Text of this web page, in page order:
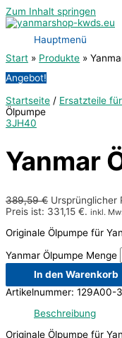
Zum Inhalt springen
Hauptmenü
Start
Produkte
Angebot!
Startseite / Ersatzteile
Ölpumpe
3JH40
Yanmar
389,59€ Ursprünglicher
Preis ist: 331,15 €. inkl.
Originale Ölpumpe für
Yanmar Ölpumpe Menge
In den Warenkorb
Artikelnummer: 129A00-
Beschreibung
Originale Ölpumpe für